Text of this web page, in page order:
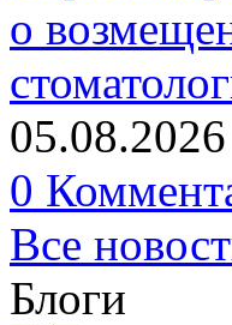
о
05.08.2026
0
Все
Блоги